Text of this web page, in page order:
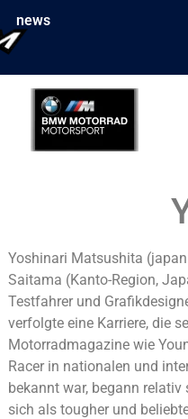
news
Yoshinari Matsushita
Saitama (Kanto-Region,
Testfahrer und
verfolgte eine Karriere, die
Motorradmagazine wie
Racer in nationalen und
bekannt war, begann
sich als tougher und